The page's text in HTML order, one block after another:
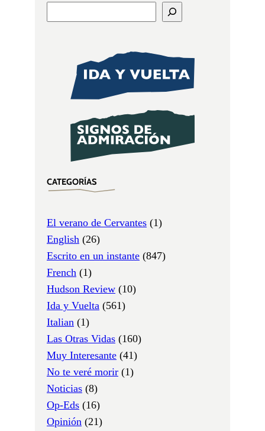
CATEGORÍAS
El verano de Cervantes (1)
English (26)
Escrito en un instante (847)
French (1)
Hudson Review (10)
Ida y Vuelta (561)
Italian (1)
Las Otras Vidas (160)
Muy Interesante (41)
No te veré morir (1)
Noticias (8)
Op-Eds (16)
Opinión (21)